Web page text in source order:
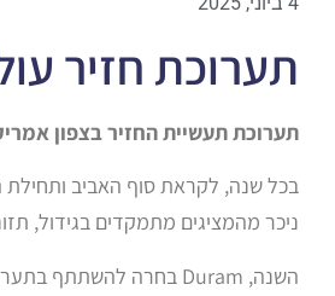
תערוכת חזיר
תערוכת תעשיית החזיר בצפון
בכל שנה, לקראת סוף האביב ותחילת
ניכר מהמציגים מתמקדים בגידול,